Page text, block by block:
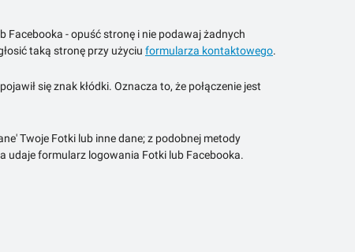
- opuść stronę i nie podawaj żadnych
taką stronę przy użyciu formularza kontaktowego.
się znak kłódki. Oznacza to, że połączenie jest
Twoje Fotki lub inne dane; z podobnej metody
udaje formularz logowania Fotki lub Facebooka.